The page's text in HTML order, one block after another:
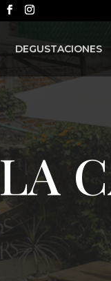
DEGUSTACIONES
LA